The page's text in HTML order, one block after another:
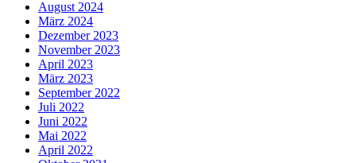
August 2024
März 2024
Dezember 2023
November 2023
April 2023
März 2023
September 2022
Juli 2022
Juni 2022
Mai 2022
April 2022